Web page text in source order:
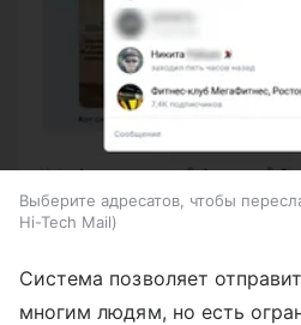
Выберите адресатов, чтобы
Hi-Tech Mail
Система позволяет
многим людям, но есть